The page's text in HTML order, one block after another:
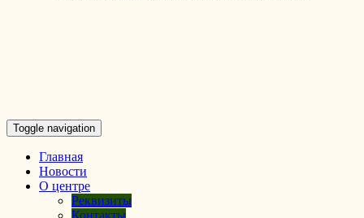
Toggle navigation
Главная
Новости
О центре
Реквизиты
Контакты